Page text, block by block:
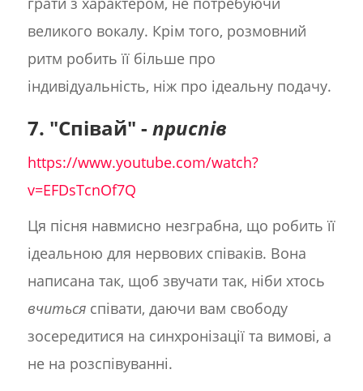
великого вокалу. Крім того, розмовний
ритм робить її більше про
індивідуальність, ніж про ідеальну подачу.
7. "Співай" - приспів
https://www.youtube.com/watch?
v=EFDsTcnOf7Q
Ця пісня навмисно незграбна, що робить її
ідеальною для нервових співаків. Вона
написана так, щоб звучати так, ніби хтось
вчитьсяспівати, даючи вам свободу
зосередитися на синхронізації та вимові, а
не на розспівуванні.